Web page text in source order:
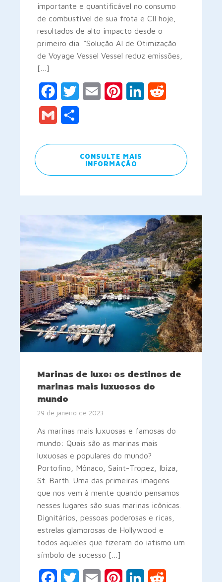
importante e quantificável no consumo
de combustível de sua frota e CII hoje,
resultados de alto impacto desde o
primeiro dia. “Solução AI de Otimização
de Voyage Vessel Vessel reduz emissões,
[…]
FacebookTwitter Email PinterestLinkedIn
Gmail
CONSULTE MAIS
INFORMAÇÃO
Marinas de luxo: os destinos de
marinas mais luxuosos do
mundo
29 de janeiro de 2023
As marinas mais luxuosas e famosas do
mundo: Quais são as marinas mais
luxuosas e populares do mundo?
Portofino, Mônaco, Saint-Tropez, Ibiza,
St. Barth. Uma das primeiras imagens
que nos vem à mente quando pensamos
nesses lugares são suas marinas icônicas.
Dignitários, pessoas poderosas e ricas,
estrelas glamorosas de Hollywood e
todos aqueles que fizeram do iatismo um
símbolo de sucesso […]
FacebookTwitter Email PinterestLinkedIn